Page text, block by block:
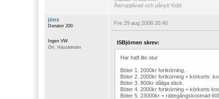
Återupplivad och pånytt född
jöns
Donator 200
Ingen VW
Ort: Hässleholm
Fre 29 aug 2008 20:40
ISBjörnen skrev:
Har haft lite otur
Böter 1. 2000kr fortkörning.
Böter 2. 2000kr fortkörning + körkorts
Böter 3. 800kr dåliga däck.
Böter 4. 2000kr fortkörning + körkorts
Böter 5. 23000kr + rättegångskostnad